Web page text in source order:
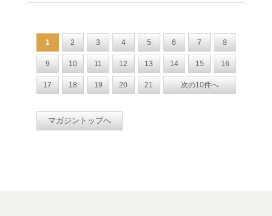
1 2 3 4 5 6 7 8
9 10 11 12 13 14 15 16
17 18 19 20 21 次の10件へ
マガジントップへ